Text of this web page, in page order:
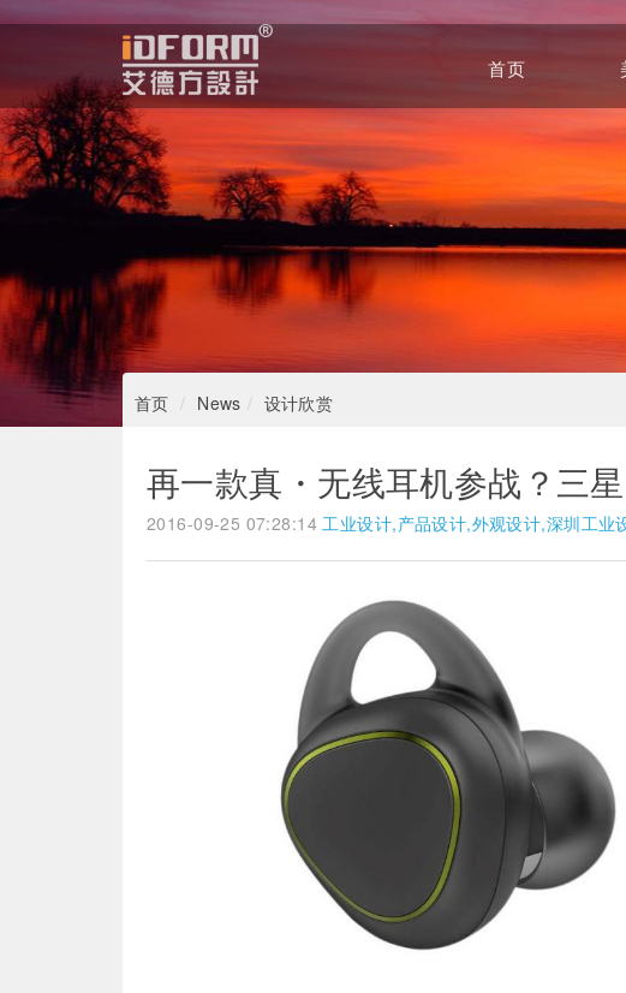
首页
首页 News 设计欣赏
再一款真・无线耳机参战？三
2016-09-25 07:28:14 工业设计,产品设计,外观设计,深圳工业